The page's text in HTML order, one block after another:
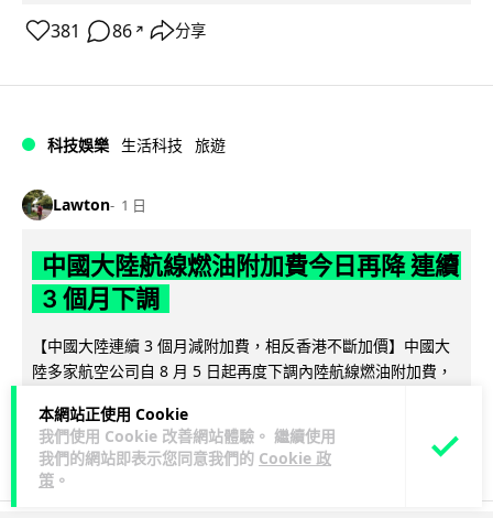
本網站正使用 Cookie
我們使用 Cookie 改善網站體驗。 繼續使用
我們的網站即表示您同意我們的 Cookie 政
策 。
381 86 ↗ 分享
科技娛樂 生活科技 旅遊
Lawton 1 日
中國大陸航線燃油附加費今日再降 連續
3 個月下調
【中國大陸連續 3 個月減附加費，相反香港不斷加價】中國大
陸多家航空公司自 8 月 5 日起再度下調內陸航線燃油附加費，
33 6 ↗ 分享